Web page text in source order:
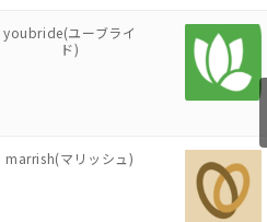
youbride(ユーブライ
ド)
marrish(マリッシュ)